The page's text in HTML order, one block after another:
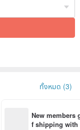
ทั้งหมด (3)
New members
f shipping